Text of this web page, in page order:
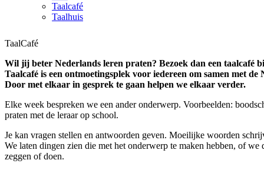
Taalcafé
Taalhuis
TaalCafé
Wil jij beter Nederlands leren praten? Bezoek dan een taalcafé
Taalcafé is een ontmoetingsplek voor iedereen om samen met de
Door met elkaar in gesprek te gaan helpen we elkaar verder.
Elke week bespreken we een ander onderwerp. Voorbeelden:
praten met de leraar op school.
Je kan vragen stellen en antwoorden geven. Moeilijke woorden
We laten dingen zien die met het onderwerp te maken hebben, of
zeggen of doen.